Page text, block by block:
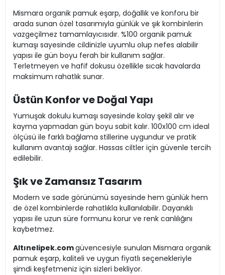
Mismara organik pamuk eşarp, doğallık ve konforu bir
arada sunan özel tasarımıyla günlük ve şık kombinlerin
vazgeçilmez tamamlayıcısıdır. %100 organik pamuk
kumaşı sayesinde cildinizle uyumlu olup nefes alabilir
yapısı ile gün boyu ferah bir kullanım sağlar.
Terletmeyen ve hafif dokusu özellikle sıcak havalarda
maksimum rahatlık sunar.
Üstün Konfor ve Doğal Yapı
Yumuşak dokulu kumaşı sayesinde kolay şekil alır ve
kayma yapmadan gün boyu sabit kalır. 100x100 cm ideal
ölçüsü ile farklı bağlama stillerine uygundur ve pratik
kullanım avantajı sağlar. Hassas ciltler için güvenle tercih
edilebilir.
Şık ve Zamansız Tasarım
Modern ve sade görünümü sayesinde hem günlük hem
de özel kombinlerde rahatlıkla kullanılabilir. Dayanıklı
yapısı ile uzun süre formunu korur ve renk canlılığını
kaybetmez.
Altınelipek.comgüvencesiyle sunulan Mismara organik
pamuk eşarp, kaliteli ve uygun fiyatlı seçenekleriyle
şimdi keşfetmeniz için sizleri bekliyor.